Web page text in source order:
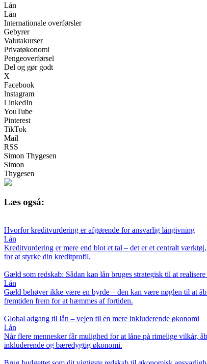
Lån
Lån
Internationale overførsler
Gebyrer
Valutakurser
Privatøkonomi
Pengeoverførsel
Del og gør godt
X
Facebook
Instagram
LinkedIn
YouTube
Pinterest
TikTok
Mail
RSS
Simon Thygesen
Simon
Thygesen
Læs også:
Hvorfor kreditvurdering er afgørende for ansvarlig långivning
Lån
Kreditvurdering er mere end blot et tal – det er et centralt
for at styrke din kreditprofil.
Gæld som redskab: Sådan kan lån bruges strategisk til at
Lån
Gæld behøver ikke være en byrde – den kan være nøglen til at
fremtiden frem for at hæmmes af fortiden.
Global adgang til lån – vejen til en mere inkluderende økonomi
Lån
Når flere mennesker får mulighed for at låne på rimelige vilkår,
inkluderende og bæredygtig økonomi.